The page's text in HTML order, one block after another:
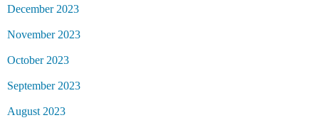
December 2023
November 2023
October 2023
September 2023
August 2023